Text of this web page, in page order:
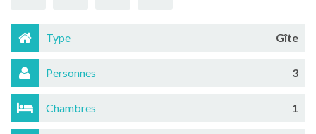
Type Gîte
Personnes 3
Chambres 1